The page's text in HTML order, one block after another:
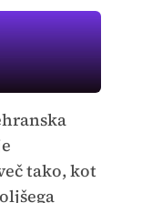
tako, kot